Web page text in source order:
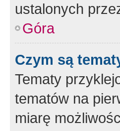
ustalonych
Góra
Czym są
Tematy
tematów na
miarę